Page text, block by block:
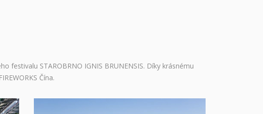
festivalu STAROBRNO IGNIS BRUNENSIS. Díky krásnému
Čína.